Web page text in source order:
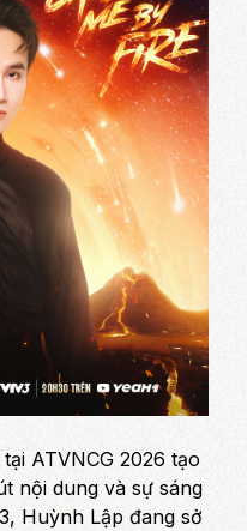
tại ATVNCG 2026 tạo
nội dung và sự sáng
Huỳnh Lập đang sở